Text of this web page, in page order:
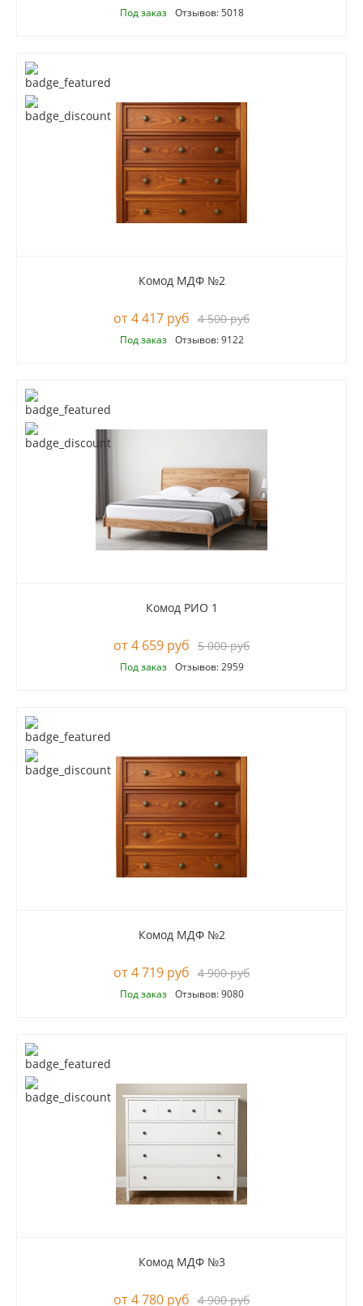
Под заказ Отзывов: 5018
Комод МДФ №2
4 417 руб 4 500 руб
Под заказ Отзывов: 9122
Комод РИО 1
4 659 руб 5 000 руб
Под заказ Отзывов: 2959
Комод МДФ №2
4 719 руб 4 900 руб
Под заказ Отзывов: 9080
Комод МДФ №3
4 780 руб 4 900 руб